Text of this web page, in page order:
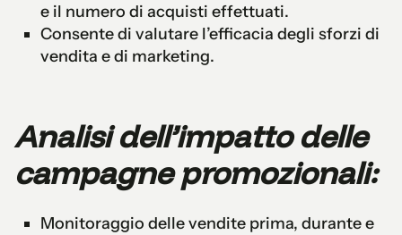
e il numero di acquisti effettuati.
Consente di valutare l’efficacia degli sforzi di
vendita e di marketing.
Analisi dell’impatto delle
campagne promozionali:
Monitoraggio delle vendite prima, durante e